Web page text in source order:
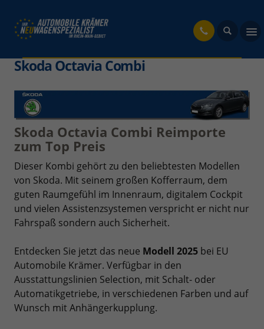
Skoda Octavia Combi
Skoda Octavia Combi Reimporte
zum Top Preis
Dieser Kombi gehört zu den beliebtesten Modellen
von Skoda. Mit seinem großen Kofferraum, dem
guten Raumgefühl im Innenraum, digitalem Cockpit
und vielen Assistenzsystemen verspricht er nicht nur
Fahrspaß sondern auch Sicherheit.
Entdecken Sie jetzt das neue Modell 2025 bei EU
Automobile Krämer. Verfügbar in den
Ausstattungslinien Selection, mit Schalt- oder
Automatikgetriebe, in verschiedenen Farben und auf
Wunsch mit Anhängerkupplung.